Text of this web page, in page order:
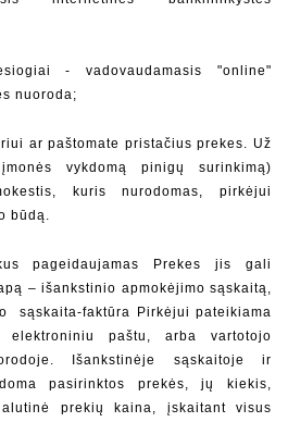
- vadovaudamasis "online"
nuoroda;
ar paštomate pristačius prekes. Už
vykdomą pinigų surinkimą)
kuris nurodomas, pirkėjui
būdą.
pageidaujamas Prekes jis gali
– išankstinio apmokėjimo sąskaitą,
sąskaita-faktūra Pirkėjui pateikiama
elektroniniu paštu, arba vartotojo
Išankstinėje sąskaitoje ir
pasirinktos prekės, jų kiekis,
prekių kaina, įskaitant visus